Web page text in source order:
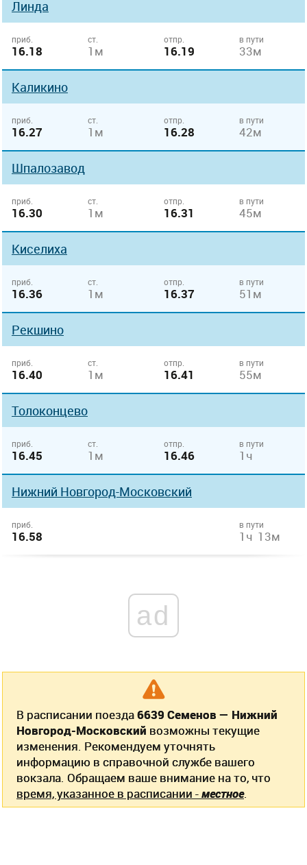
Линда
приб.
16.18
ст.
1м
отпр.
16.19
в пути
33м
Каликино
приб.
16.27
ст.
1м
отпр.
16.28
в пути
42м
Шпалозавод
приб.
16.30
ст.
1м
отпр.
16.31
в пути
45м
Киселиха
приб.
16.36
ст.
1м
отпр.
16.37
в пути
51м
Рекшино
приб.
16.40
ст.
1м
отпр.
16.41
в пути
55м
Толоконцево
приб.
16.45
ст.
1м
отпр.
16.46
в пути
1ч
Нижний Новгород-Московский
приб.
16.58
в пути
1ч 13м
ad
В расписании поезда6639 Семенов — Нижний
Новгород-Московский возможны текущие
изменения. Рекомендуем уточнять
информацию в справочной службе вашего
вокзала. Обращаем ваше внимание на то, что
время, указанное в расписании -местное.